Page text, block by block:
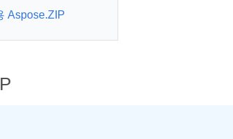
Aspose.ZIP